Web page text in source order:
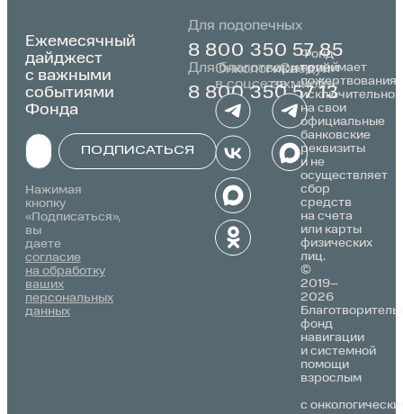
Для подопечных
8 800 350 57 85
Для благотворителей
8 800 350 57 13
Ежемесячный
дайджест
с важными
событиями
Фонда
ПОДПИСАТЬСЯ
Нажимая
кнопку
«Подписаться»,
вы
даете
согласие
на обработку
ваших
персональных
данных
Онкологика
в соцсетях:
«Следуй
за мной»:
©
2019–
2026
фонд
навигации
и системной
помощи
взрослым
с
Фонд
принимает
пожертвования
исключительно
на свои
официальные
банковские
реквизиты
и не
осуществляет
сбор
средств
на счета
или карты
физических
лиц.